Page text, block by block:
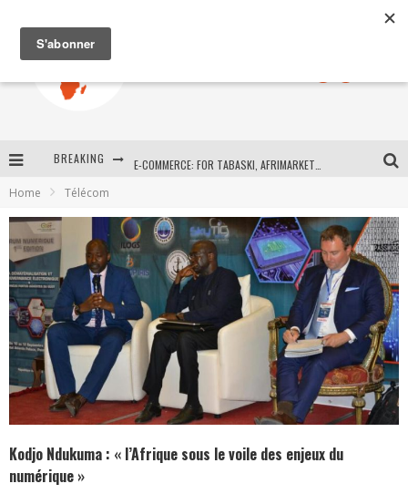
BREAKING
New to online sports betting? Consider These Tips to Play Your First Online Sports Betting Successfully
How Technology Has Changed Sports
Home Télécom
Kodjo Ndukuma : « l’Afrique sous le voile des enjeux du
numérique »